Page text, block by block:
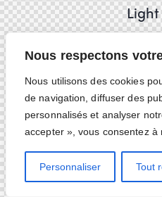
Nous respectons
Nous utilisons des cookies
de navigation, diffuser des
personnalisés et analyser
accepter », vous consentez à
Personnaliser Tout